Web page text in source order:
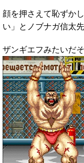
顔を押さえて恥ずか
い」とノブナガ信太
ザンギエフみたいだそ